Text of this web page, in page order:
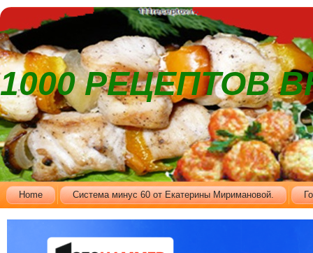
1000 РЕЦЕПТОВ
Home Cистема минус 60 от Екатерины Миримановой.